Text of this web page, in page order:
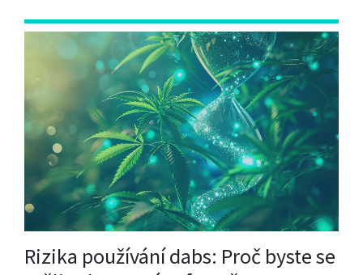
Rizika používání dabs: Proč byste se